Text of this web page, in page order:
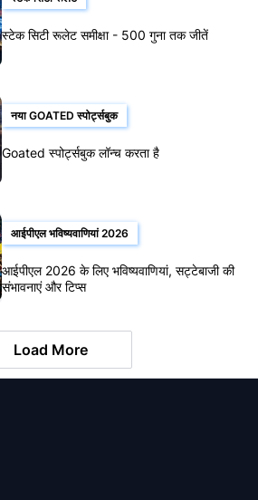
स्टेक सिटी रूलेट समीक्षा - 500 गुना तक जीतें
नया GOATED स्पोर्ट्सबुक
Goated स्पोर्ट्सबुक लॉन्च करता है
आईपीएल भविष्यवाणियां 2026
आईपीएल 2026 के लिए भविष्यवाणियां, सट्टेबाजी की
संभावनाएं और टिप्स
Load More